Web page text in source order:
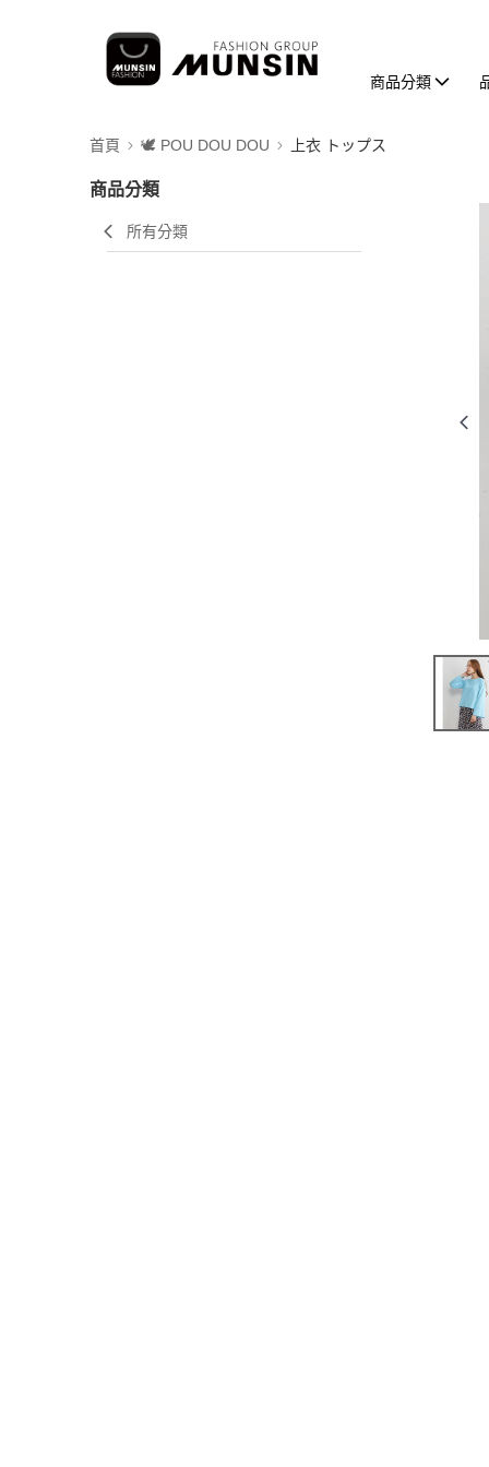
商品分類
首頁 🕊️ POU DOU DOU 上衣 トップス
商品分類
所有分類